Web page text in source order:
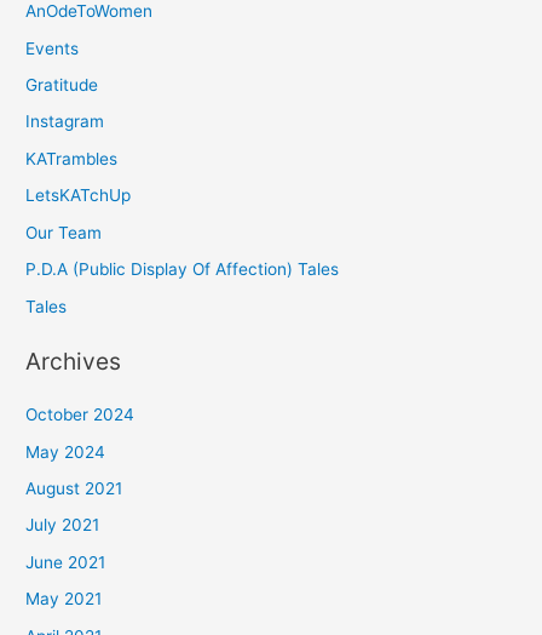
AnOdeToWomen
Events
Gratitude
Instagram
KATrambles
LetsKATchUp
Our Team
P.D.A (Public Display Of Affection) Tales
Tales
Archives
October 2024
May 2024
August 2021
July 2021
June 2021
May 2021